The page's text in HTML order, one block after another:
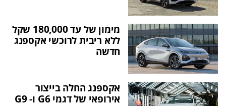
מימון של עד 180,000 שקל
ללא ריבית לרוכשי אקספנג
חדשה
אקספנג החלה בייצור
אירופאי של דגמי G6 ו- G9